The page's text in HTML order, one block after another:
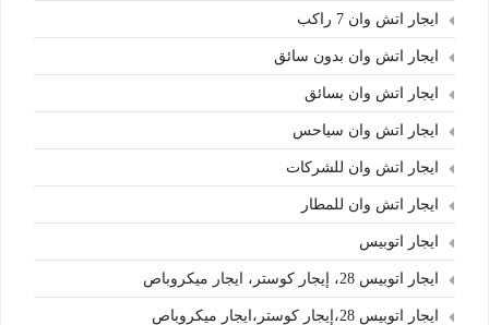
ايجار اتش وان 7 راكب
ايجار اتش وان بدون سائق
ايجار اتش وان بسائق
ايجار اتش وان سياحس
ايجار اتش وان للشركات
ايجار اتش وان للمطار
ايجار اتوبيس
ايجار اتوبيس 28، إيجار كوستر، ايجار ميكروباص
ايجار اتوبيس 28،إيجار كوستر،ايجار ميكروباص